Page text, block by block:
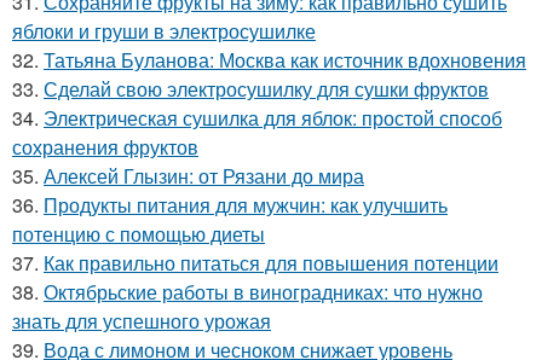
яблоки и груши в электросушилке
32. Татьяна Буланова: Москва как источник вдохновения
33. Сделай свою электросушилку для сушки фруктов
34. Электрическая сушилка для яблок: простой способ
сохранения фруктов
35. Алексей Глызин: от Рязани до мира
36. Продукты питания для мужчин: как улучшить
потенцию с помощью диеты
37. Как правильно питаться для повышения потенции
38. Октябрьские работы в виноградниках: что нужно
знать для успешного урожая
39. Вода с лимоном и чесноком снижает уровень